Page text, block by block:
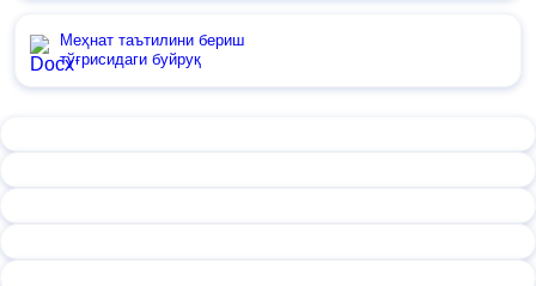
Меҳнат таътилини бериш
тўғрисидаги буйруқ